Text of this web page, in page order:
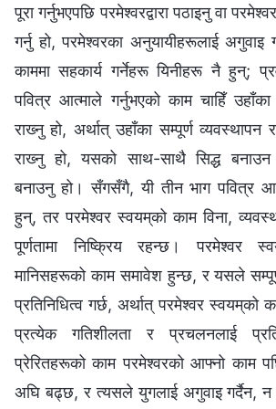
पूरा गर्नुभएपछि परमेश्‍वरद्वारा पठाइनु वा
गर्नु हो, परमेश्‍वरका अनुयायीहरूलाई अगुवाइ
काममा सहकार्य गर्नेहरू यिनीहरू नै हुन्;
पवित्र आत्माले गर्नुभएको काम चाहिँ
राख्‍नु हो, अर्थात् उहाँका सम्पूर्ण व्यवस्थापन
राख्‍नु हो, यसको साथ-साथै सिद्ध बनाउन
बनाउनु हो। सँगसँगै, यी तीन भाग पवित्र
हुन्, तर परमेश्‍वर स्‍वयम्‌को काम विना,
पूर्णतामा निष्‍क्रिय रहन्छ। परमेश्‍वर
मानिसहरूको काम समावेश हुन्छ, र यसले
प्रतिनिधित्व गर्छ, अर्थात् परमेश्‍वर स्‍वयम्‌को
प्रत्येक गतिशीलता र प्रचलनलाई
प्रेरितहरूको काम परमेश्‍वरको आफ्नो काम
अघि बढ्छ, र त्यसले युगलाई अगुवाइ गर्दैन, न